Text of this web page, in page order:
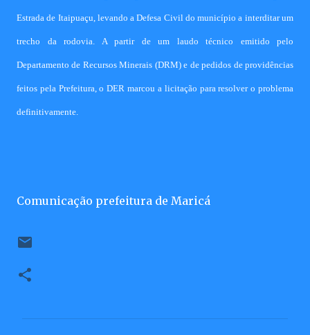
Estrada de Itaipuaçu, levando a Defesa Civil do município a interditar um
trecho da rodovia. A partir de um laudo técnico emitido pelo
Departamento de Recursos Minerais (DRM) e de pedidos de providências
feitos pela Prefeitura, o DER marcou a licitação para resolver o problema
definitivamente.
Comunicação prefeitura de Maricá